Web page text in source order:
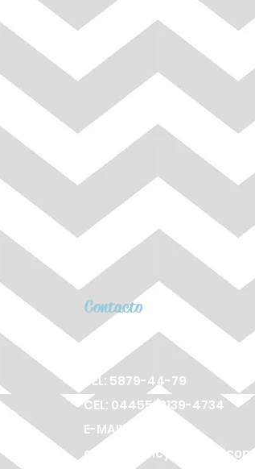
Contacto
TEL: 5879-44-79
CEL: 04455-2139-4734
E-MAIL:
cameagency@gmail.com